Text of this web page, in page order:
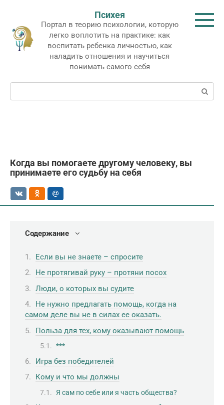
контенту
Психея
Портал в теорию психологии, которую
легко воплотить на практике: как
воспитать ребенка личностью, как
наладить отношения и научиться
понимать самого себя
Поиск:
Когда вы помогаете другому человеку, вы
принимаете его судьбу на себя
Содержание
Если вы не знаете – спросите
Не протягивай руку – протяни посох
Люди, о которых вы судите
Не нужно предлагать помощь, когда на
самом деле вы не в силах ее оказать.
Польза для тех, кому оказывают помощь
***
Игра без победителей
Кому и что мы должны
Я сам по себе или я часть общества?